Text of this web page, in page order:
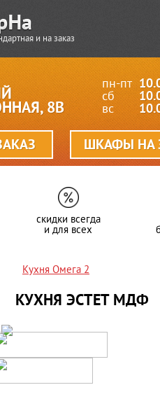
и на заказ
8В
пн-пт
сб
вс
ШКАФЫ НА
скидки всегда
и для всех
Кухня Омега 2
КУХНЯ ЭСТЕТ МДФ